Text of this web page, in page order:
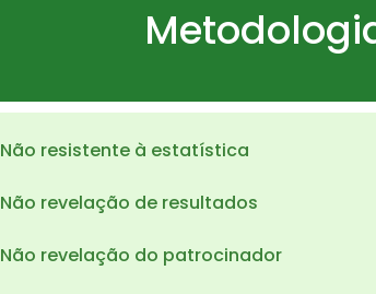
Não resistente à estatística
Não revelação de resultados
Não revelação do patrocinador